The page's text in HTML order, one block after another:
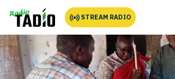
STREAM RADIO